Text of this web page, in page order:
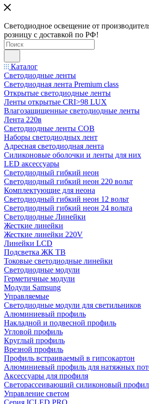
Светодиодное освещение от
розницу с доставкой по РФ!
Каталог
Светодиодные ленты
Светодиодная лента Premium class
Открытые светодиодные ленты
Ленты открытые CRI>98 LUX
Влагозащищенные светодиодные ленты
Лента 220в
Светодиодные ленты COB
Наборы светодиодных лент
Адресная светодиодная лента
Силиконовые оболочки и ленты для них
LED аксессуары
Светодиодный гибкий неон
Светодиодный гибкий неон 220 вольт
Комплектующие для неона
Светодиодный гибкий неон 12 вольт
Светодиодный гибкий неон 24 вольта
Светодиодные Линейки
Жесткие линейки
Жесткие линейки 220V
Линейки LCD
Подсветка ЖК ТВ
Токовые светодиодные линейки
Светодиодные модули
Герметичные модули
Модули Samsung
Управляемые
Светодиодные модули для светильников
Алюминиевый профиль
Накладной и подвесной профиль
Угловой профиль
Круглый профиль
Врезной профиль
Профиль встраиваемый в гипсокартон
Алюминиевый профиль для натяжных
Аксессуары для профиля
Светорассеивающий силиконовый
Управление светом
Серия ICLED PRO